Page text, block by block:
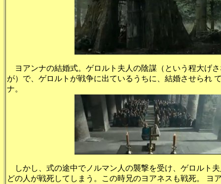
ヨアンナの結婚式。ゲロルト夫人の陰謀（という程大げ
が）で、ゲロルトが戦争に出ているうちに、結婚させられ
ナ。
しかし、式の途中でノルマン人の襲撃を受け、ゲロルト
どの人が戦死してしまう。この時兄のヨアネスも戦死。 ヨ